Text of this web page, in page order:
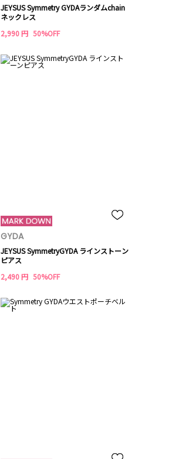
JEYSUS Symmetry GYDAランダムchain
ネックレス
2,990 円 50%OFF
GYDA
JEYSUS SymmetryGYDA ラインストーン
ピアス
2,490 円 50%OFF